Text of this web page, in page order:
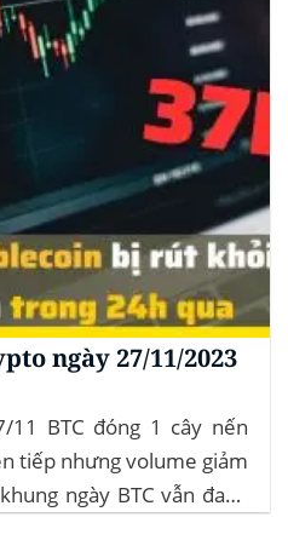
ngày 27/11/2023
BTC đóng 1 cây nến
tiếp nhưng volume giảm
ngày BTC vẫn đang